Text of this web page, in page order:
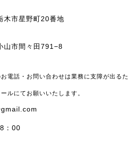
木市星野町20番地
山市間々田791−8
電話・お問い合わせは業務に支障が出るた
ルにてお願いいたします。
：00